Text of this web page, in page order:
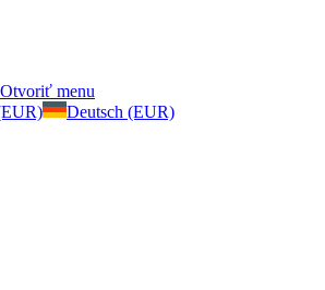
Otvoriť menu
Deutsch (EUR)